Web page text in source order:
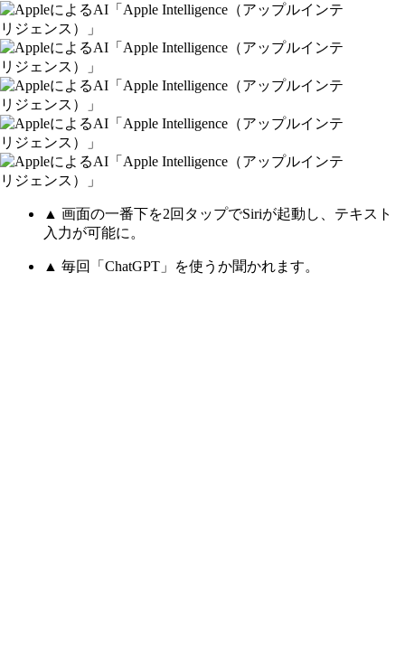
▲ 画面の一番下を2回タップでSiriが起動し、テキスト
入力が可能に。
▲ 毎回「ChatGPT」を使うか聞かれます。